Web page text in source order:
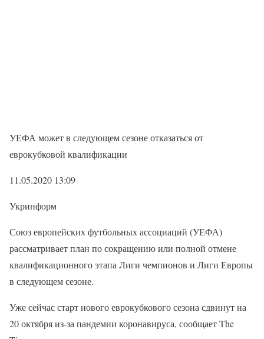
УЕФА может в следующем сезоне отказаться от
еврокубковой квалификации
11.05.2020 13:09
Укринформ
Союз европейских футбольных ассоциаций (УЕФА)
рассматривает план по сокращению или полной отмене
квалификационного этапа Лиги чемпионов и Лиги Европы
в следующем сезоне.
Уже сейчас старт нового еврокубкового сезона сдвинут на
20 октября из-за пандемии коронавируса, сообщает The